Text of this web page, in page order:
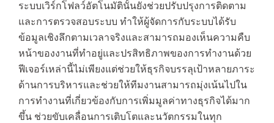
ระบบเวิร์กโฟลว์อัตโนมัตินั้นยังช่วยปรับปรุงการติดตาม
และการตรวจสอบระบบ ทำให้ผู้จัดการกับระบบได้รับ
ข้อมูลเชิงลึกตามเวลาจริงและสามารถมองเห็นความคืบ
หน้าของงานที่ทำอยู่และปรสิทธิภาพของการทำงานด้วย
ฟีเจอร์เหล่านี้ไม่เพียงแต่ช่วยให้ธุรกิจบรรลุเป้าหลายภาระ
ด้านการบริหารและช่วยให้ทีมงานสามารถมุ่งเน้นไปใน
การทำงานที่เกี่ยวข้องกับการเพิ่มมูลค่าทางธุรกิจได้มาก
ขึ้น ช่วยขับเคลื่อนการเติบโตและนวัตกรรมในทุก